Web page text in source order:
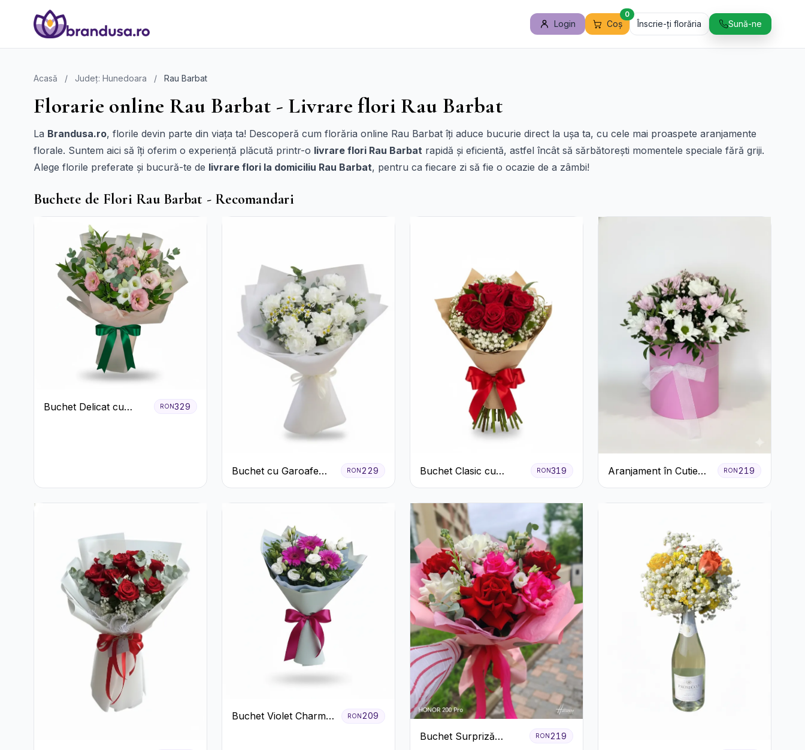
Login Coș
0
Înscrie-ți florăria Sună-ne
Acasă / Județ: Hunedoara / Rau Barbat
Florarie online Rau Barbat - Livrare flori Rau Barbat
La Brandusa.ro, florile devin parte din viața ta! Descoperă cum florăria online Rau Barbat îți aduce bucurie direct la ușa ta, cu cele mai proaspete aranjamente
florale. Suntem aici să îți oferim o experiență plăcută printr-o livrare flori Rau Barbat rapidă și eficientă, astfel încât să sărbătorești momentele speciale fără griji.
Alege florile preferate și bucură-te de livrare flori la domiciliu Rau Barbat, pentru ca fiecare zi să fie o ocazie de a zâmbi!
Buchete de Flori Rau Barbat - Recomandari
Buchet Delicat cu
RON329
Buchet cu Garoafe
Albe
RON229
Buchet Clasic cu
Trandafiri Roșii și
RON319
Aranjament în Cutie
Roz cu Crizanteme
RON219
Buchet Violet Charm
RON209
Buchet Surpriză
RON219